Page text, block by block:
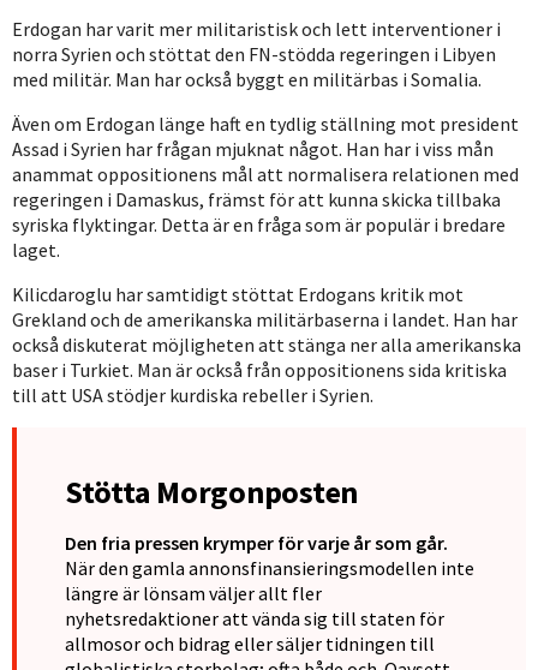
Erdogan har varit mer militaristisk och lett interventioner i
norra Syrien och stöttat den FN-stödda regeringen i Libyen
med militär. Man har också byggt en militärbas i Somalia.
Även om Erdogan länge haft en tydlig ställning mot president
Assad i Syrien har frågan mjuknat något. Han har i viss mån
anammat oppositionens mål att normalisera relationen med
regeringen i Damaskus, främst för att kunna skicka tillbaka
syriska flyktingar. Detta är en fråga som är populär i bredare
laget.
Kilicdaroglu har samtidigt stöttat Erdogans kritik mot
Grekland och de amerikanska militärbaserna i landet. Han har
också diskuterat möjligheten att stänga ner alla amerikanska
baser i Turkiet. Man är också från oppositionens sida kritiska
till att USA stödjer kurdiska rebeller i Syrien.
Stötta Morgonposten
Den fria pressen krymper för varje år som går.
När den gamla annonsfinansieringsmodellen inte
längre är lönsam väljer allt fler
nyhetsredaktioner att vända sig till staten för
allmosor och bidrag eller säljer tidningen till